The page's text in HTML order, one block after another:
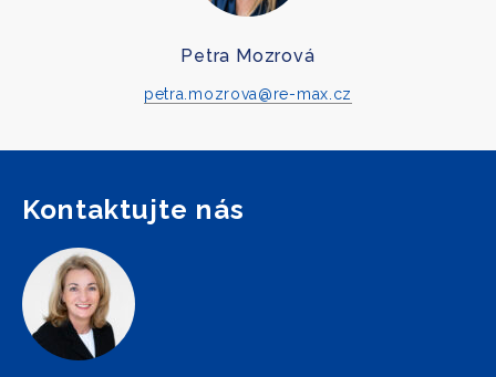
Petra Mozrová
petra.mozrova@re-max.cz
Kontaktujte nás